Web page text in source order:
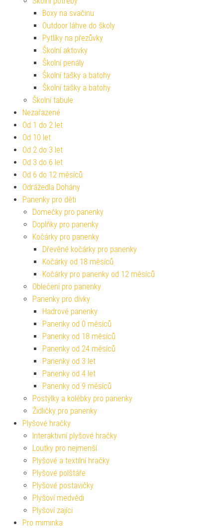
Boxy na svačinu
Outdoor láhve do školy
Pytlíky na přezůvky
Školní aktovky
Školní penály
Školní tašky a batohy
Školní tašky a batohy
Školní tabule
Nezařazené
Od 1 do 2 let
Od 10 let
Od 2 do 3 let
Od 3 do 6 let
Od 6 do 12 měsíců
Odrážedla Dohány
Panenky pro děti
Domečky pro panenky
Doplňky pro panenky
Kočárky pro panenky
Dřevěné kočárky pro panenky
Kočárky od 18 měsíců
Kočárky pro panenky od 12 měsíců
Oblečení pro panenky
Panenky pro dívky
Hadrové panenky
Panenky od 0 měsíců
Panenky od 18 měsíců
Panenky od 24 měsíců
Panenky od 3 let
Panenky od 4 let
Panenky od 9 měsíců
Postýlky a kolébky pro panenky
Židličky pro panenky
Plyšové hračky
Interaktivní plyšové hračky
Loutky pro nejmenší
Plyšové a textilní hračky
Plyšové polštáře
Plyšové postavičky
Plyšoví medvědi
Plyšoví zajíci
Pro miminka